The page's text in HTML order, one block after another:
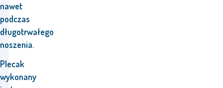
nawet
podczas
długotrwałego
noszenia.
Plecak
wykonany